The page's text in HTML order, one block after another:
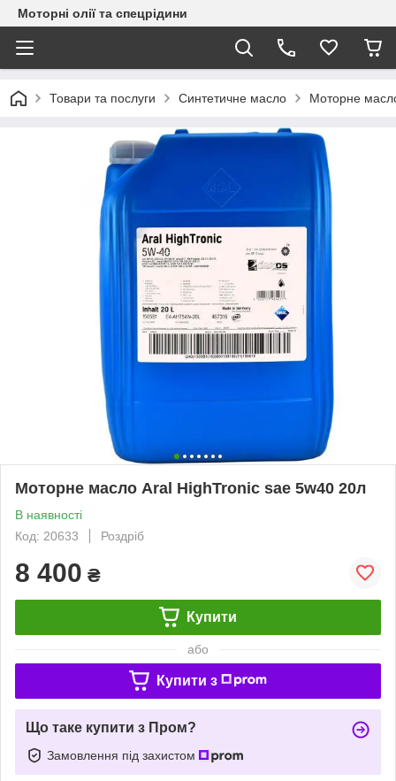
Моторні олії та спецрідини
Товари та послуги Синтетичне масло Моторне
Моторне масло Aral HighTronic sae 5w40 20л
В наявності
Код: 20633
Роздріб
8 400 ₴
Купити
або
Купити з
Що таке купити з Пром?
Замовлення під захистом